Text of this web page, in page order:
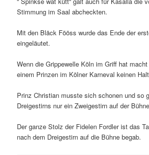
Stimmung im Saal abcheckten.
Mit den Bläck Fööss wurde das Ende der
eingeläutet.
Wenn die Grippewelle Köln im Griff hat
einem Prinzen im Kölner Karneval keinen
Prinz Christian musste sich schonen und so
Dreigestirns nur ein Zweigestirn auf der
Der ganze Stolz der Fidelen Fordler ist das
nach dem Dreigestirn auf die Bühne begab.